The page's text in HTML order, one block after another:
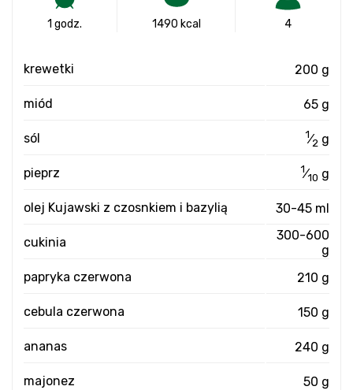
1 godz. 1490 kcal 4
krewetki 200 g
miód 65 g
sól 1⁄2 g
pieprz 1⁄10 g
olej Kujawski z czosnkiem i bazylią 30-45 ml
cukinia
300-600
g
papryka czerwona
210 g
cebula czerwona 150 g
ananas 240 g
majonez 50 g